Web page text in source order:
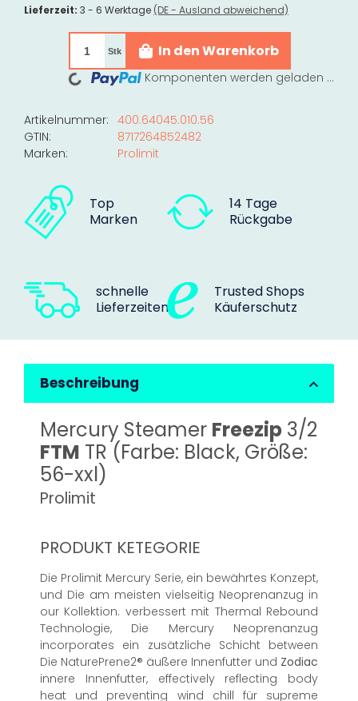
Lieferzeit: 3 - 6 Werktage (DE - Ausland abweichend)
Stk In den Warenkorb
Loading... Komponenten werden geladen ...
Artikelnummer: 400.64045.010.56
GTIN:
8717264852482
Marken:
Prolimit
Top
Marken
14 Tage
Rückgabe
schnelle
Lieferzeiten
Trusted Shops
Käuferschutz
Beschreibung
Mercury Steamer Freezip 3/2
FTM TR (Farbe: Black, Größe:
56-xxl)
Prolimit
PRODUKT KETEGORIE
Die Prolimit Mercury Serie, ein bewährtes Konzept,
und Die am meisten vielseitig Neoprenanzug in
our Kollektion. verbessert mit Thermal Rebound
Technologie, Die Mercury Neoprenanzug
incorporates ein zusätzliche Schicht between
Die NaturePrene2® äußere Innenfutter und Zodiac
innere Innenfutter, effectively reflecting body
heat und preventing wind chill für supreme